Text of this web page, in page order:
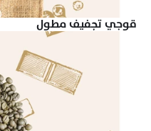
قوجي تجفيف مطول